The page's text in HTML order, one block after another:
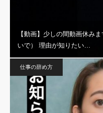
【動画】少しの間動画休み
いで） 理由が知りたい…
仕事の辞め方